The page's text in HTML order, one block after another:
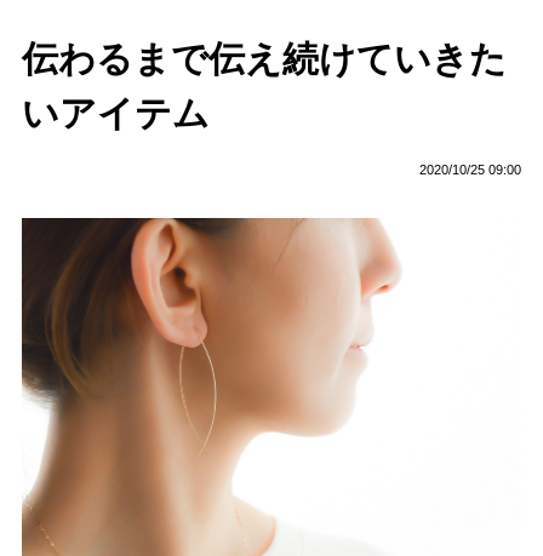
伝わるまで伝え続けていきた
いアイテム
2020/10/25 09:00